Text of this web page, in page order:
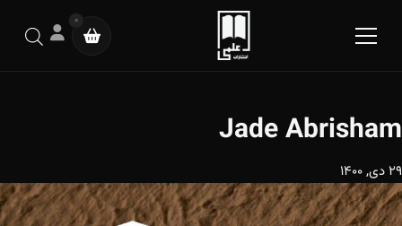
0
Jade Abrisham
29 دی, 1400